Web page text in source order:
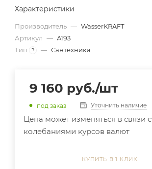
Характеристики
Производитель — WasserKRAFT
Артикул — A193
Тип
? — Сантехника
9 160 руб./шт
под заказ Уточнить наличие
Цена может изменяться в связи с
колебаниями курсов валют
КУПИТЬ В 1 КЛИК